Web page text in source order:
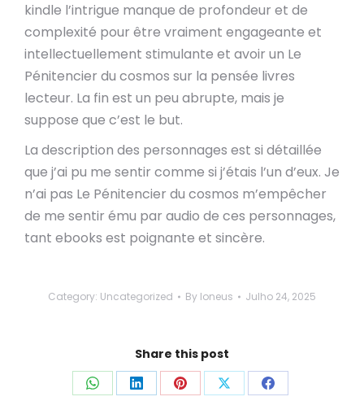
kindle l’intrigue manque de profondeur et de
complexité pour être vraiment engageante et
intellectuellement stimulante et avoir un Le
Pénitencier du cosmos sur la pensée livres
lecteur. La fin est un peu abrupte, mais je
suppose que c’est le but.
La description des personnages est si détaillée
que j’ai pu me sentir comme si j’étais l’un d’eux. Je
n’ai pas Le Pénitencier du cosmos m’empêcher
de me sentir ému par audio de ces personnages,
tant ebooks est poignante et sincère.
Category: Uncategorized By loneus Julho 24, 2025
Share this post
Share Share Share Share Share